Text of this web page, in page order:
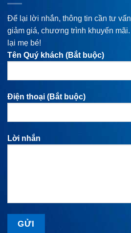
Để lại lời nhắn, thông tin cần tư
giảm giá, chương trình khuyến
lại mẹ bé!
Tên Quý khách (Bắt buộc)
Điện thoại (Bắt buộc)
Lời nhắn